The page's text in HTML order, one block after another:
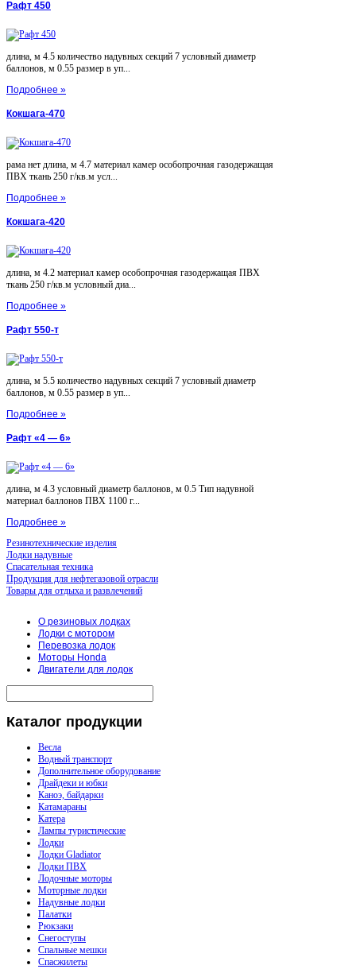
Рафт 450
длина, м 4.5 количество надувных секций 7 условный диаметр
баллонов, м 0.55 размер в уп...
Подробнее »
Кокшага-470
рама нет длина, м 4.7 материал камер особопрочная газодержащая
ПВХ ткань 250 г/кв.м усл...
Подробнее »
Кокшага-420
длина, м 4.2 материал камер особопрочная газодержащая ПВХ
ткань 250 г/кв.м условный диа...
Подробнее »
Рафт 550-т
длина, м 5.5 количество надувных секций 7 условный диаметр
баллонов, м 0.55 размер в уп...
Подробнее »
Рафт «4 — 6»
длина, м 4.3 условный диаметр баллонов, м 0.5 Тип надувной
материал баллонов ПВХ 1100 г...
Подробнее »
Резинотехнические изделия
Лодки надувные
Спасательная техника
Продукция для нефтегазовой отрасли
Товары для отдыха и развлечений
О резиновых лодках
Лодки с мотором
Перевозка лодок
Моторы Honda
Двигатели для лодок
Каталог продукции
Весла
Водный транспорт
Дополнительное оборудование
Драйдеки и юбки
Каноэ, байдарки
Катамараны
Катера
Лампы туристические
Лодки
Лодки Gladiator
Лодки ПВХ
Лодочные моторы
Моторные лодки
Надувные лодки
Палатки
Рюкзаки
Снегоступы
Спальные мешки
Спасжилеты